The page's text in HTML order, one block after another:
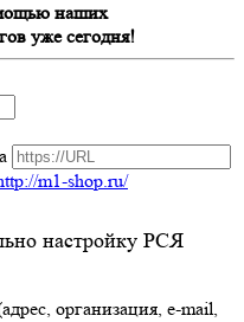
наших
уже сегодня!
m1-shop.ru/
настройку РСЯ
организация, e-mail,